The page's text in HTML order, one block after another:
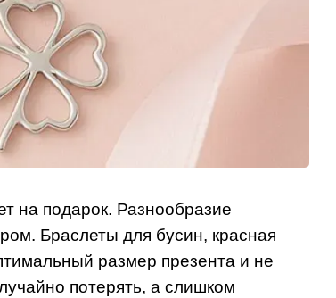
на подарок. Разнообразие
Браслеты для бусин, красная
размер презента и не
потерять, а слишком